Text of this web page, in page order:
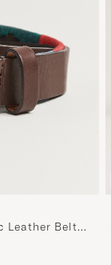
Leather Belt